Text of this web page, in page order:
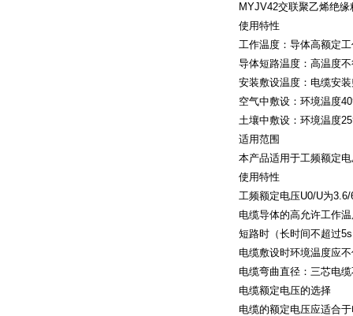
MYJV42交联聚乙烯绝
使用特性
工作温度：导体高额定
导体短路温度：高温度
安装敷设温度：电缆安
空气中敷设：环境温度40
土壤中敷设：环境温度25
适用范围
本产品适用于工频额定
使用特性
工频额定电压U0/U为3.6/
电缆导体的高允许工作
短路时（长时间不超过5s
电缆敷设时环境温度应
电缆弯曲直径：三芯电
电缆额定电压的选择
电缆的额定电压应适合